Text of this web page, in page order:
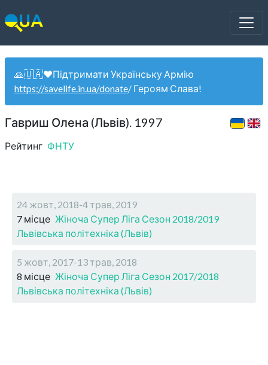
🙏🇺🇦❤️Підтримати Українську Армію
https://savelife.in.ua/donate/ Героям Слава!
Гавриш Олена (Львів). 1997
Рейтинг ФНТУ
24 жовт, 2018-4 трав, 2019
7 місце Жіноча Супер Ліга Сезон 2018/2019
Львівська політехніка (Львів)
5 жовт, 2017-13 трав, 2018
8 місце Жіноча Супер Ліга Сезон 2017/2018
Львівська політехніка (Львів)